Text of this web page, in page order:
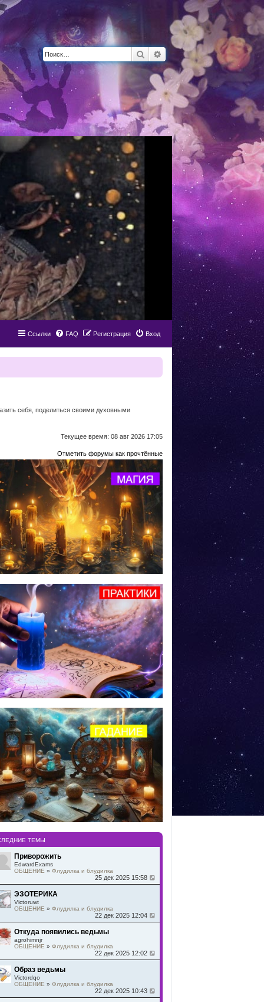
Поиск Расширенный поиск
Вход
Регистрация
FAQ
Ссылки
себя, поделиться своими духовными
Текущее время: 08 авг 2026 17:05
Отметить форумы как прочтённые
ТЕМЫ
Приворожить
EdwardExams
ОБЩЕНИЕ » Флудилка и блудилка
25 дек 2025 15:58
ЭЗОТЕРИКА
Victoruwt
ОБЩЕНИЕ » Флудилка и блудилка
22 дек 2025 12:04
Откуда появились ведьмы
agrohimnjr
ОБЩЕНИЕ » Флудилка и блудилка
22 дек 2025 12:02
Образ ведьмы
Victordqo
ОБЩЕНИЕ » Флудилка и блудилка
22 дек 2025 10:43